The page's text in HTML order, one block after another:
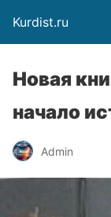
Kurdist.ru
Новая
начало
Admin